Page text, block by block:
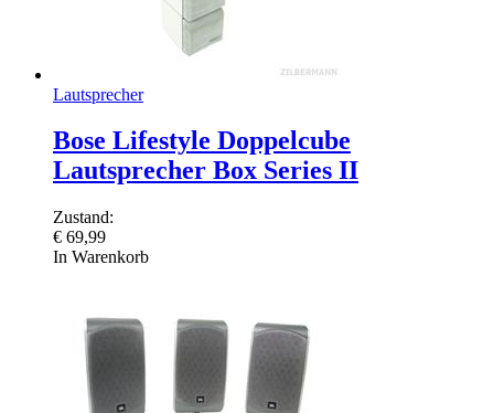
Lautsprecher
Bose Lifestyle Doppelcube
Lautsprecher Box Series II
Zustand:
€ 69,99
In Warenkorb